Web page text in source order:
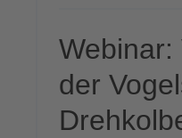
Webinar:
der